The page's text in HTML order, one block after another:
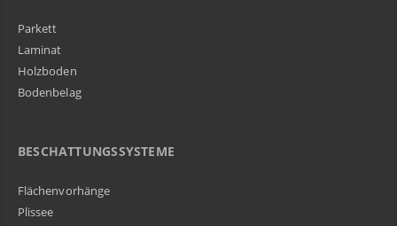
Parkett
Laminat
Holzboden
Bodenbelag
BESCHATTUNGSSYSTEME
Flächenvorhänge
Plissee